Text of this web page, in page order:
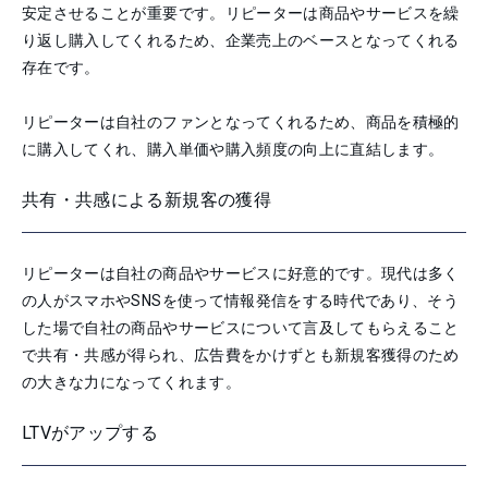
安定させることが重要です。リピーターは商品やサービスを繰
り返し購入してくれるため、企業売上のベースとなってくれる
存在です。
リピーターは自社のファンとなってくれるため、商品を積極的
に購入してくれ、購入単価や購入頻度の向上に直結します。
共有・共感による新規客の獲得
リピーターは自社の商品やサービスに好意的です。現代は多く
の人がスマホやSNSを使って情報発信をする時代であり、そう
した場で自社の商品やサービスについて言及してもらえること
で共有・共感が得られ、広告費をかけずとも新規客獲得のため
の大きな力になってくれます。
LTVがアップする